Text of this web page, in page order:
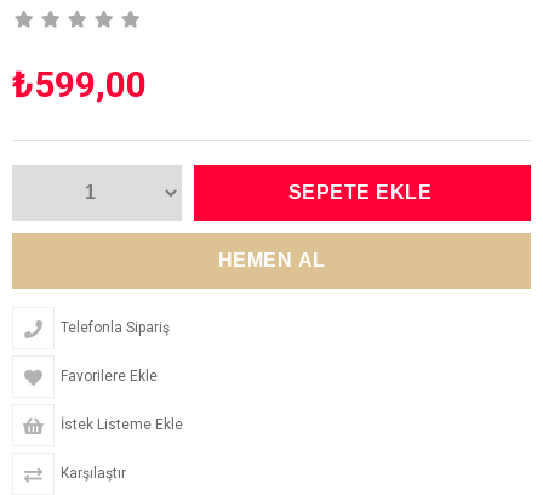
₺599,00
Telefonla Sipariş
Favorilere Ekle
İstek Listeme Ekle
Karşılaştır